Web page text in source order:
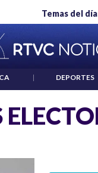
Temas del
"HABLAR NO ES
| DEPORTES